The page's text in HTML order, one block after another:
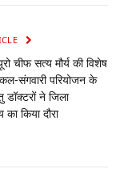
चीफ सत्य मौर्य की विशेष
संगवारी परियोजन के
डॉक्टरों ने जिला
का किया दौरा